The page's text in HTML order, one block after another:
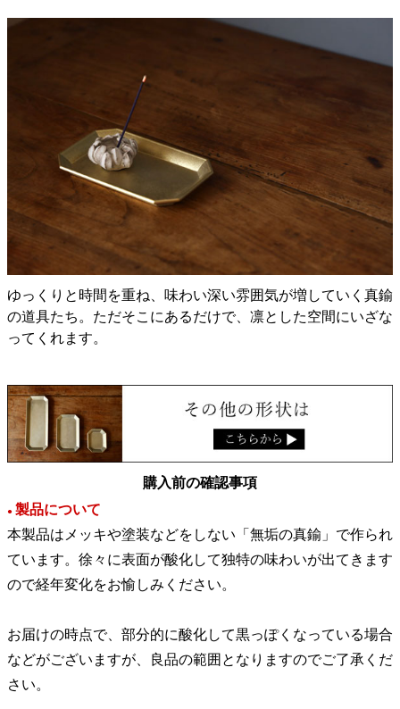
ゆっくりと時間を重ね、味わい深い雰囲気が増していく真鍮
の道具たち。ただそこにあるだけで、凛とした空間にいざな
ってくれます。
購入前の確認事項
● 製品について
本製品はメッキや塗装などをしない「無垢の真鍮」で作られ
ています。徐々に表面が酸化して独特の味わいが出てきます
ので経年変化をお愉しみください。
お届けの時点で、部分的に酸化して黒っぽくなっている場合
などがございますが、良品の範囲となりますのでご了承くだ
さい。